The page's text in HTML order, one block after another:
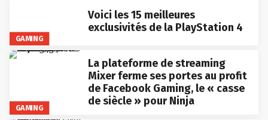
GAMING
Voici les 15 meilleures
exclusivités de la PlayStation 4
GAMING
La plateforme de streaming
Mixer ferme ses portes au profit
de Facebook Gaming, le « casse
de siècle » pour Ninja